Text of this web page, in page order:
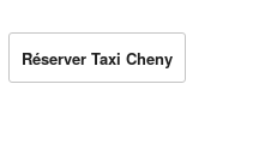
Réserver Taxi Cheny